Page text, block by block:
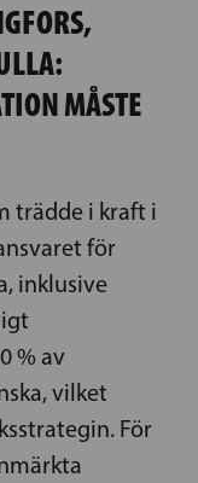
MÅSTE
trädde i kraft i
för
inklusive
% av
vilket
För